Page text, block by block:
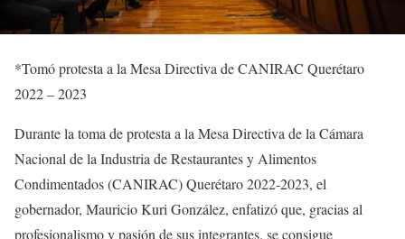
*Tomó protesta a la Mesa Directiva de CANIRAC Querétaro
2022 – 2023
Durante la toma de protesta a la Mesa Directiva de la Cámara
Nacional de la Industria de Restaurantes y Alimentos
Condimentados (CANIRAC) Querétaro 2022-2023, el
gobernador, Mauricio Kuri González, enfatizó que, gracias al
profesionalismo y pasión de sus integrantes, se consigue